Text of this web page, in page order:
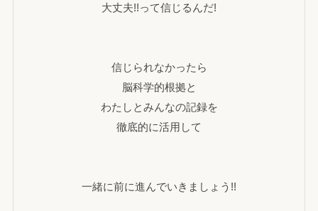
大丈夫!!って信じるんだ!
信じられなかったら
脳科学的根拠と
わたしとみんなの記録を
徹底的に活用して
一緒に前に進んでいきましょう!!